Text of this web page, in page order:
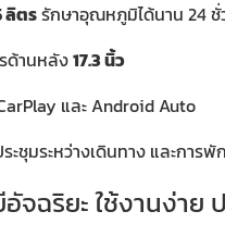
ลิตรรักษาอุณหภูมิได้นาน 24 ชั่
ด้านหลัง17.3 นิ้ว
และ Android Auto
ะชุมระหว่างเดินทาง และการ
อัจฉริยะ ใช้งานง่า